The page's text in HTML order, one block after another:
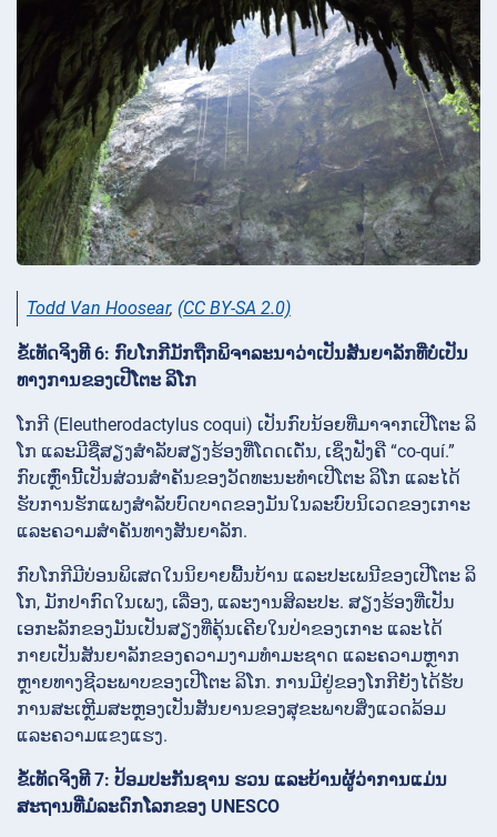
Todd Van Hoosear, (CC BY-SA 2.0)
ຂໍ້ເທັດຈິງທີ 6: ກົບໂກກີມັກຖືກພິຈາລະນາວ່າເປັນສັນຍາລັກທີ່ບໍ່ເປັນ
ທາງການຂອງເປີໂຕະ ລິໂກ
ໂກກີ (Eleutherodactylus coqui) ເປັນກົບນ້ອຍທີ່ມາຈາກເປີໂຕະ ລິ
ໂກ ແລະມີຊື່ສຽງສຳລັບສຽງຮ້ອງທີ່ໂດດເດັ່ນ, ເຊິ່ງຟັງຄື “co-quí.”
ກົບເຫຼົ່ານີ້ເປັນສ່ວນສຳຄັນຂອງວັດທະນະທຳເປີໂຕະ ລິໂກ ແລະໄດ້
ຮັບການຮັກແພງສຳລັບບົດບາດຂອງມັນໃນລະບົບນິເວດຂອງເກາະ
ແລະຄວາມສຳຄັນທາງສັນຍາລັກ.
ກົບໂກກີມີບ່ອນພິເສດໃນນິຍາຍພື້ນບ້ານ ແລະປະເພນີຂອງເປີໂຕະ ລິ
ໂກ, ມັກປາກົດໃນເພງ, ເລື່ອງ, ແລະງານສິລະປະ. ສຽງຮ້ອງທີ່ເປັນ
ເອກະລັກຂອງມັນເປັນສຽງທີ່ຄຸ້ນເຄີຍໃນປ່າຂອງເກາະ ແລະໄດ້
ກາຍເປັນສັນຍາລັກຂອງຄວາມງາມທຳມະຊາດ ແລະຄວາມຫຼາກ
ຫຼາຍທາງຊີວະພາບຂອງເປີໂຕະ ລິໂກ. ການມີຢູ່ຂອງໂກກີຍັງໄດ້ຮັບ
ການສະເຫຼີມສະຫຼອງເປັນສັນຍານຂອງສຸຂະພາບສິ່ງແວດລ້ອມ
ແລະຄວາມແຂງແຮງ.
ຂໍ້ເທັດຈິງທີ 7: ປ້ອມປະກັນຊານ ຮວນ ແລະບ້ານຜູ້ວ່າການແມ່ນ
ສະຖານທີ່ມໍລະດົກໂລກຂອງ UNESCO